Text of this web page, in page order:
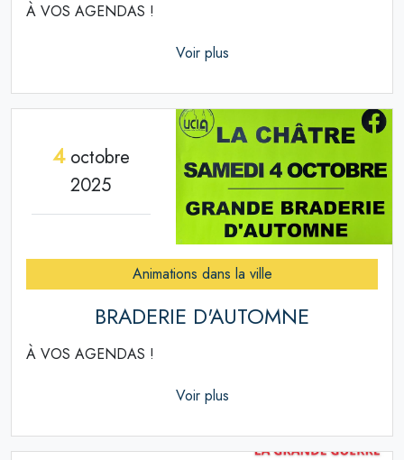
À VOS AGENDAS !
Voir plus
4octobre
2025
Animations dans la ville
BRADERIE D'AUTOMNE
À VOS AGENDAS !
Voir plus